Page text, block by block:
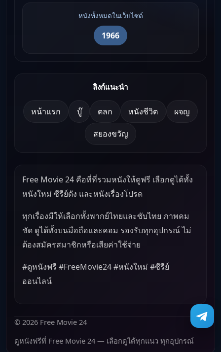
หนังทั้งหมดในเว็บไซต์
1966
ลิงก์แนะนำ
หน้าแรก บู๊ ตลก หนังชีวิต ผจญ
สยองขวัญ
Free Movie 24 คือที่ที่รวมหนังให้ดูฟรี เลือกดูได้ทั้ง
หนังใหม่ ซีรีย์ดัง และหนังเรื่องโปรด
ทุกเรื่องมีให้เลือกทั้งพากย์ไทยและซับไทย ภาพคม
ชัด ดูได้ทั้งบนมือถือและคอม รองรับทุกอุปกรณ์ ไม่
ต้องสมัครสมาชิกหรือเสียค่าใช้จ่าย
#ดูหนังฟรี #FreeMovie24 #หนังใหม่ #ซีรีย์
ออนไลน์
© 2026 Free Movie 24
ดูหนังฟรีที่ Free Movie 24 — เลือกดูได้ทุกแนว ทุกอุปกรณ์